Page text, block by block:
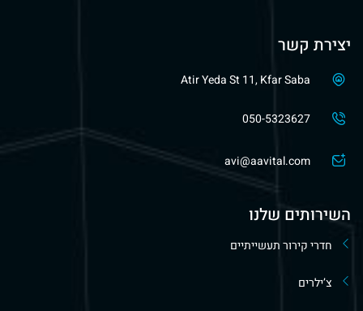
יצירת קשר
Atir Yeda St 11, Kfar Saba
050-5323627
avi@aavital.com
השירותים שלנו
חדרי קירור תעשייתיים
צ’ילרים